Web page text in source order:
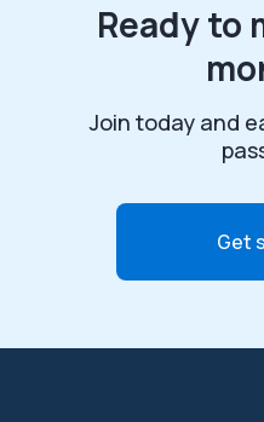
Ready to
Join today and
Get